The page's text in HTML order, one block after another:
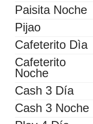
Paisita Noche
Pijao
Cafeterito Dìa
Cafeterito
Noche
Cash 3 Día
Cash 3 Noche